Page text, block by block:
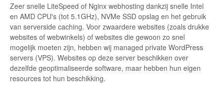
Zeer snelle LiteSpeed of Nginx webhosting dankzij snelle Intel
en AMD CPU's (tot 5.1GHz), NVMe SSD opslag en het gebruik
van serverside caching. Voor zwaardere websites (zoals drukke
websites of webwinkels) of websites die gewoon zo snel
mogelijk moeten zijn, hebben wij managed private WordPress
servers (VPS). Websites op deze server beschikken over
dezelfde geoptimaliseerde software, maar hebben hun eigen
resources tot hun beschikking.